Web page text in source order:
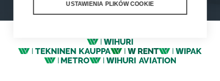
USTAWIENIA PLIKÓW COOKIE